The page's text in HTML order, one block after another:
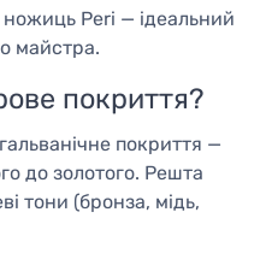
ножиць Peri — ідеальний
майстра.
покриття?
покриття —
до золотого. Решта
тони (бронза, мідь,